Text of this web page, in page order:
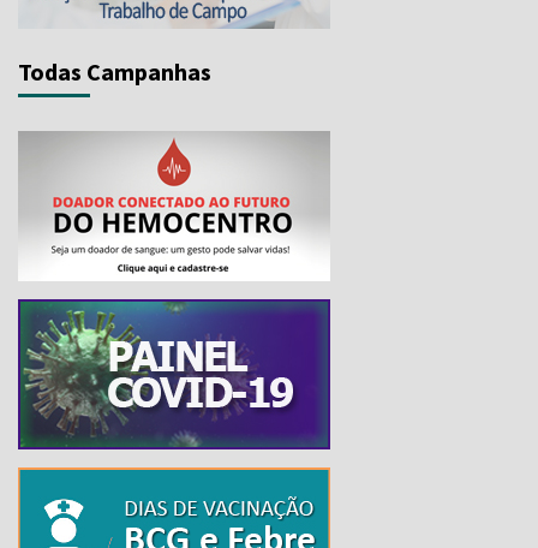
Todas Campanhas